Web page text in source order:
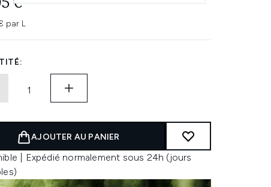
€
par L
AJOUTER AU PANIER
| Expédié normalement sous 24h (jours